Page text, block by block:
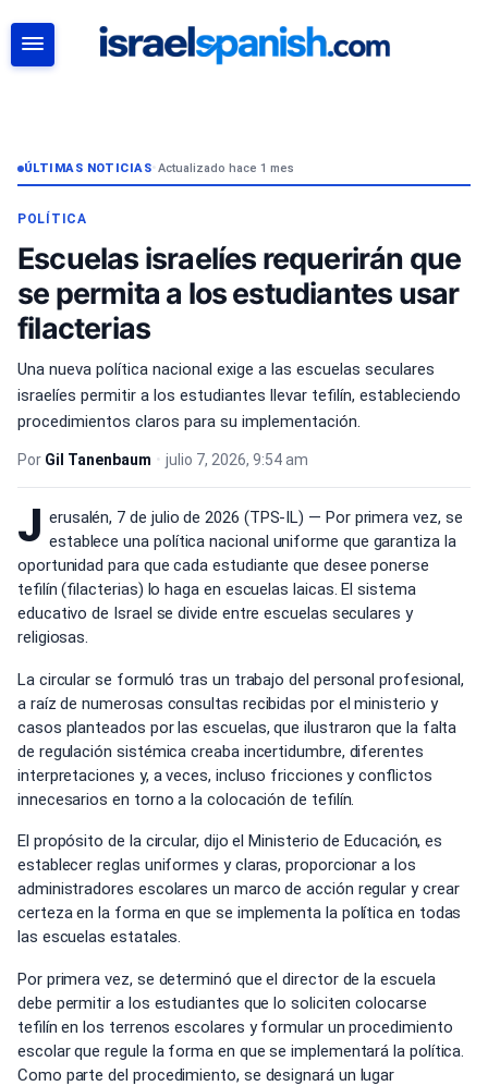
ÚLTIMAS NOTICIAS• Actualizado hace 1 mes
POLÍTICA
Escuelas israelíes requerirán que
se permita a los estudiantes usar
filacterias
Una nueva política nacional exige a las escuelas seculares
israelíes permitir a los estudiantes llevar tefilín, estableciendo
procedimientos claros para su implementación.
Por Gil Tanenbaum • julio 7, 2026, 9:54 am
J erusalén, 7 de julio de 2026 (TPS-IL) — Por primera vez, se
establece una política nacional uniforme que garantiza la
oportunidad para que cada estudiante que desee ponerse
tefilín (filacterias) lo haga en escuelas laicas. El sistema
educativo de Israel se divide entre escuelas seculares y
religiosas.
La circular se formuló tras un trabajo del personal profesional,
a raíz de numerosas consultas recibidas por el ministerio y
casos planteados por las escuelas, que ilustraron que la falta
de regulación sistémica creaba incertidumbre, diferentes
interpretaciones y, a veces, incluso fricciones y conflictos
innecesarios en torno a la colocación de tefilín.
El propósito de la circular, dijo el Ministerio de Educación, es
establecer reglas uniformes y claras, proporcionar a los
administradores escolares un marco de acción regular y crear
certeza en la forma en que se implementa la política en todas
las escuelas estatales.
Por primera vez, se determinó que el director de la escuela
debe permitir a los estudiantes que lo soliciten colocarse
tefilín en los terrenos escolares y formular un procedimiento
escolar que regule la forma en que se implementará la política.
Como parte del procedimiento, se designará un lugar